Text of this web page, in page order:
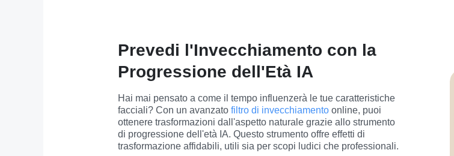
Prevedi l'Invecchiamento con la
Progressione dell'Età IA
Hai mai pensato a come il tempo influenzerà le tue caratteristiche
facciali? Con un avanzato filtro di invecchiamento online, puoi
ottenere trasformazioni dall'aspetto naturale grazie allo strumento
di progressione dell'età IA. Questo strumento offre effetti di
trasformazione affidabili, utili sia per scopi ludici che professionali.